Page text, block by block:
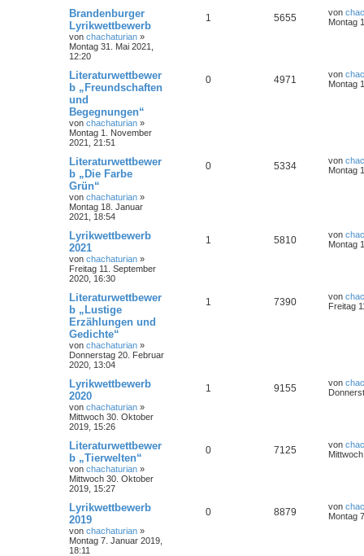
Brandenburger
Lyrikwettbewerb
von chachaturian »
Montag 31. Mai 2021,
12:20
1 5655 von
Montag
Literaturwettbewer
b „Freundschaften
und
Begegnungen“
von chachaturian »
Montag 1. November
2021, 21:51
0 4971 von
Montag
Literaturwettbewer
b „Die Farbe
Grün“
von chachaturian »
Montag 18. Januar
2021, 18:54
0 5334 von
Montag
Lyrikwettbewerb
2021
von chachaturian »
Freitag 11. September
2020, 16:30
1 5810 von
Montag
Literaturwettbewer
b „Lustige
Erzählungen und
Gedichte“
von chachaturian »
Donnerstag 20. Februar
2020, 13:04
1 7390 von
Freitag
Lyrikwettbewerb
2020
von chachaturian »
Mittwoch 30. Oktober
2019, 15:26
1 9155 von
Literaturwettbewer
b „Tierwelten“
von chachaturian »
Mittwoch 30. Oktober
2019, 15:27
0 7125 von
Lyrikwettbewerb
2019
von chachaturian »
Montag 7. Januar 2019,
18:11
0 8879 von
Montag